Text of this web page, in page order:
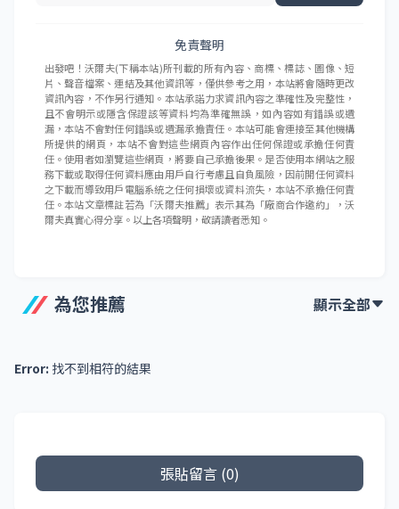
免責聲明
出發吧！沃爾夫(下稱本站)所刊載的所有內容、商標、標誌、圖像、短
片、聲音檔案、連結及其他資訊等，僅供參考之用，本站將會隨時更改
資訊內容，不作另行通知。本站承諾力求資訊內容之準確性及完整性，
且不會明示或隱含保證該等資料均為準確無誤，如內容如有錯誤或遺
漏，本站不會對任何錯誤或遺漏承擔責任。本站可能會連接至其他機構
所提供的網頁，本站不會對這些網頁內容作出任何保證或承擔任何責
任。使用者如瀏覽這些網頁，將要自己承擔後果。是否使用本網站之服
務下載或取得任何資料應由用戶自行考慮且自負風險，因前開任何資料
之下載而導致用戶電腦系統之任何損壞或資料流失，本站不承擔任何責
任。本站文章標註若為「沃爾夫推薦」表示其為「廠商合作邀約」，沃
爾夫真實心得分享。以上各項聲明，敬請讀者悉知。
為您推薦 顯示全部
Error: 找不到相符的結果
張貼留言 (0)